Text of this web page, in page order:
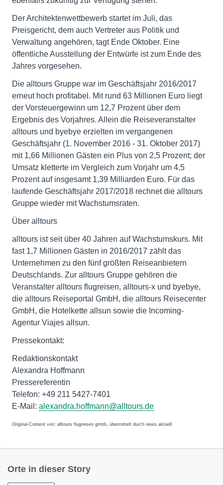
Der Architektenwettbewerb startet im Juli, das
Preisgericht, dem auch Vertreter aus Politik und
Verwaltung angehören, tagt Ende Oktober. Eine
öffentliche Ausstellung der Entwürfe ist zum Ende des
Jahres vorgesehen.
Die alltours Gruppe war im Geschäftsjahr 2016/2017
erneut hoch profitabel. Mit rund 63 Millionen Euro liegt
der Vorsteuergewinn um 12,7 Prozent über dem
Ergebnis des Vorjahres. Allein die Reiseveranstalter
alltours und byebye erzielten im vergangenen
Geschäftsjahr (1. November 2016 - 31. Oktober 2017)
mit 1,66 Millionen Gästen ein Plus von 2,5 Prozent; der
Umsatz kletterte im Vergleich zum Vorjahr um 4,5
Prozent auf insgesamt 1,39 Milliarden Euro. Für das
laufende Geschäftsjahr 2017/2018 rechnet die alltours
Gruppe wieder mit Wachstumsraten.
Über alltours
alltours ist seit über 40 Jahren auf Wachstumskurs. Mit
fast 1,7 Millionen Gästen in 2016/2017 zählt das
Unternehmen zu den fünf größten Reiseanbietern
Deutschlands. Zur alltours Gruppe gehören die
Veranstalter alltours flugreisen, alltours-x und byebye,
die alltours Reiseportal GmbH, die alltours Reisecenter
GmbH, die Hotelkette allsun sowie die Incoming-
Agentur Viajes allsun.
Pressekontakt:
Redaktionskontakt
Alexandra Hoffmann
Pressereferentin
Telefon: +49 211 5427-7401
E-Mail: alexandra.hoffmann@alltours.de
Original-Content von: alltours flugreisen gmbh, übermittelt durch news aktuell
Orte in dieser Story